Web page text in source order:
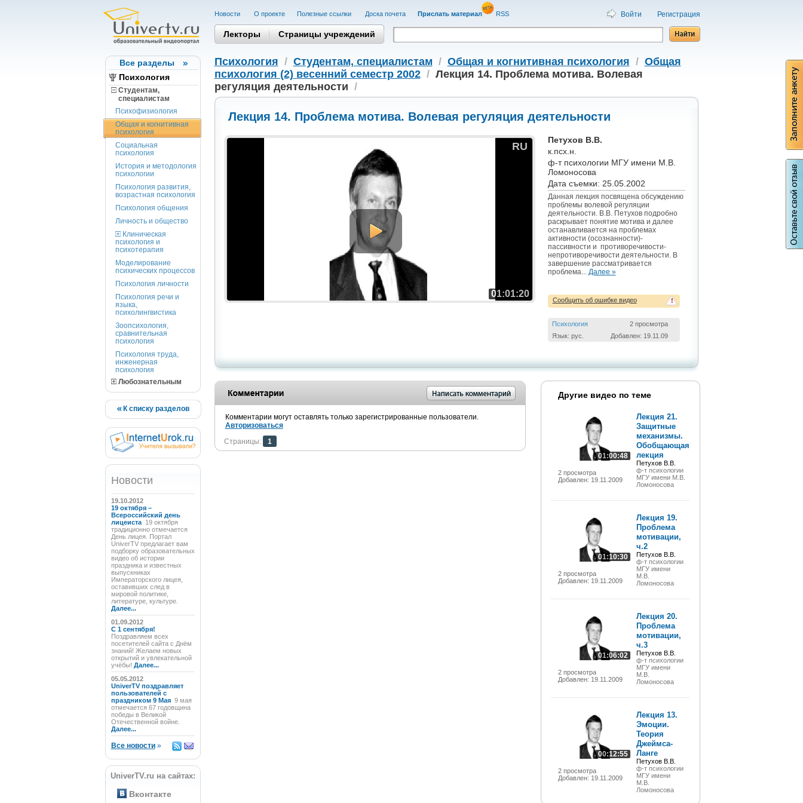
Все разделы
Психология
Студентам,
cпециалистам
Психофизиология
Общая и когнитивная
психология
Социальная
психология
История и методология
психологии
Психология развития,
возрастная психология
Психология общения
Личность и общество
Клиническая
психология и
психотерапия
Моделирование
психических процессов
Психология личности
Психология речи и
языка,
психолингвистика
Зоопсихология,
сравнительная
психология
Психология труда,
инженерная
психология
Любознательным
К списку разделов
Новости
19.10.2012
19 октября –
Всероссийский день
лицеиста 19 октября
традиционно отмечается
День лицея. Портал
UniverTV предлагает вам
подборку образовательных
видео об истории
праздника и известных
выпускниках
Императорского лицея,
оставивших след в
мировой политике,
литературе, культуре.
Далее...
01.09.2012
C 1 сентября!
Поздравляем всех
посетителей сайта с Днём
знаний! Желаем новых
открытий и увлекательной
учёбы! Далее...
05.05.2012
UniverTV поздравляет
пользователей с
праздником 9 Мая 9 мая
отмечается 67 годовщина
победы в Великой
Отечественной войне.
Далее...
Все новости»
UniverTV.ru на сайтах:
Вконтакте
Новости О проекте Полезные cсылки Доска почета Прислать материал RSS Войти Регистрация
Лекторы Страницы учреждений
Психология / Студентам, cпециалистам / Общая и когнитивная психология / Общая
психология (2) весенний семестр 2002/ Лекция 14. Проблема мотива. Волевая
регуляция деятельности /
Лекция 14. Проблема мотива. Волевая регуляция деятельности
RU
01:01:20
Петухов В.В.
к.псх.н.
ф-т психологии МГУ имени М.В.
Ломоносова
Дата съемки: 25.05.2002
Данная лекция посвящена обсуждению
проблемы волевой регуляции
деятельности. В.В. Петухов подробно
раскрывает понятие мотива и далее
останавливается на проблемах
активности (осознанности)-
пассивности и противоречивости-
непротиворечивости деятельности. В
завершение рассматривается
проблема... Далее »
!
Сообщить об ошибке видео
Психология
2 просмотра
Язык: рус.
Добавлен: 19.11.09
Комментарии могут оставлять только зарегистрированные пользователи.
Авторизоваться
Страницы:
1
Другие видео по теме
01:00:48
2 просмотра
Добавлен: 19.11.2009
Лекция 21.
Защитные
механизмы.
Обобщающая
лекция
Петухов В.В.
ф-т психологии
МГУ имени М.В.
Ломоносова
01:10:30
2 просмотра
Добавлен: 19.11.2009
Лекция 19.
Проблема
мотивации,
ч.2
Петухов В.В.
ф-т психологии
МГУ имени
М.В.
Ломоносова
01:06:02
2 просмотра
Добавлен: 19.11.2009
Лекция 20.
Проблема
мотивации,
ч.3
Петухов В.В.
ф-т психологии
МГУ имени
М.В.
Ломоносова
00:12:55
2 просмотра
Добавлен: 19.11.2009
Лекция 13.
Эмоции.
Теория
Джеймса-
Ланге
Петухов В.В.
ф-т психологии
МГУ имени
М.В.
Ломоносова